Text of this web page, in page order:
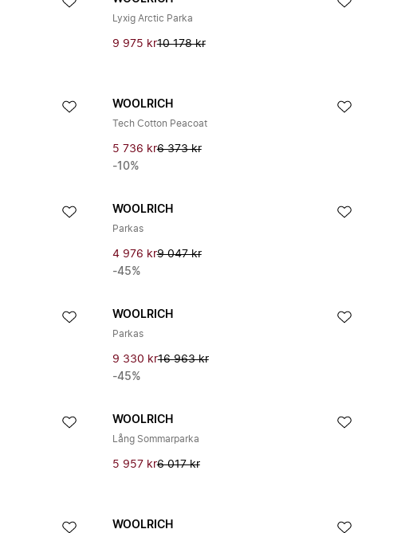
Lyxig Arctic Parka
9 975 kr10 178 kr
WOOLRICH
Tech Cotton Peacoat
5 736 kr6 373 kr
-10%
WOOLRICH
Parkas
4 976 kr9 047 kr
-45%
WOOLRICH
Parkas
9 330 kr16 963 kr
-45%
WOOLRICH
Lång Sommarparka
5 957 kr6 017 kr
WOOLRICH